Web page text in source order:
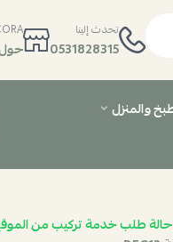
تحدث إلينا
0531828315
والمنزل
حالة طلب خدمة تركيب من